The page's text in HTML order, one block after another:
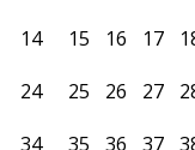
14
15 16 17
24
25 26 27
34
35 36 37